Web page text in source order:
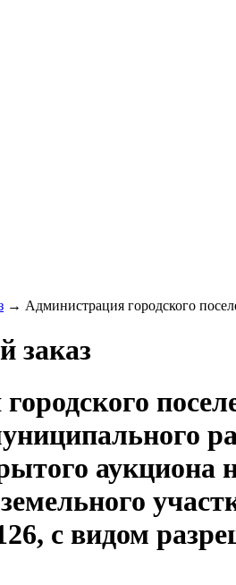
→ Администрация городского
заказ
аукциона
с видом